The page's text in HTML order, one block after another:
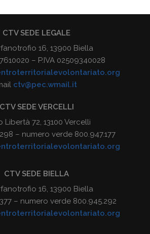
CTV SEDE LEGALE
16, 13900 Biella
– P.IVA 02509340028
ctv@pec.wmail.it
CTV SEDE VERCELLI
Libertà 72, 13100 Vercelli
– numero verde 800.947.177
CTV SEDE BIELLA
16, 13900 Biella
– numero verde 800.945.292